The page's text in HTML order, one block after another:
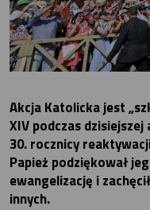
Akcja Katolicka jest
XIV podczas
30. rocznicy
Papież podziękował
ewangelizację i
innych.